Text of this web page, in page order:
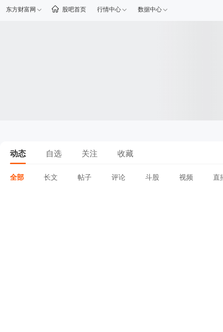
东方财富网 股吧首页 行情中心 数据中心
动态 自选 关注 收藏
全部 长文 帖子 评论 斗股 视频 直